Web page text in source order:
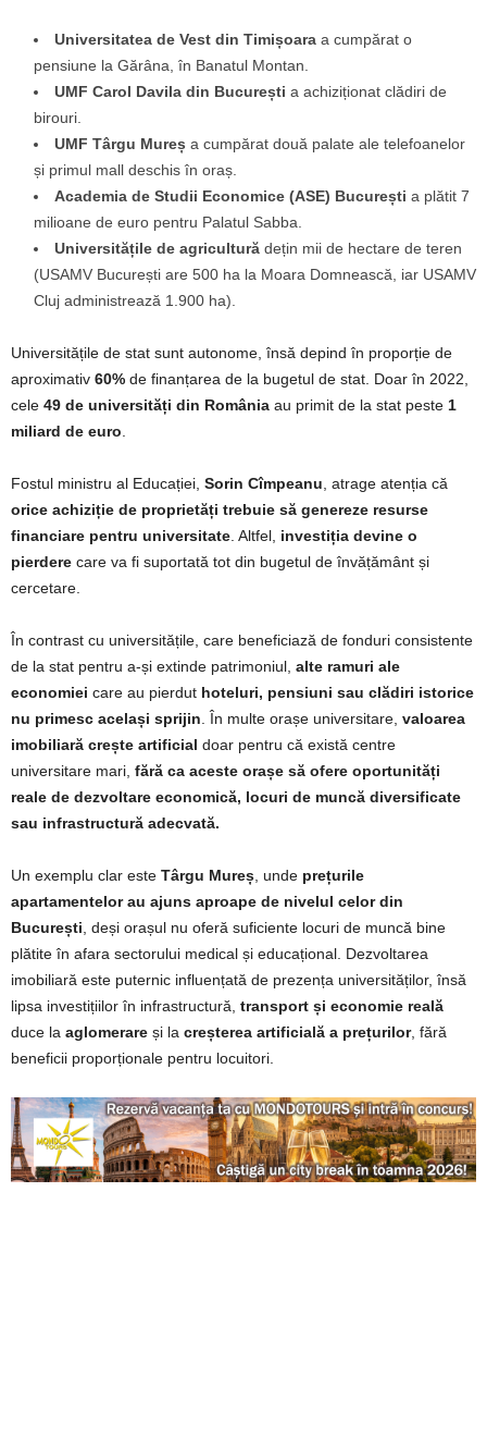
Universitatea de Vest din Timișoara a cumpărat o
pensiune la Gărâna, în Banatul Montan.
UMF Carol Davila din București a achiziționat clădiri de
birouri.
UMF Târgu Mureș a cumpărat două palate ale telefoanelor
și primul mall deschis în oraș.
Academia de Studii Economice (ASE) București a plătit 7
milioane de euro pentru Palatul Sabba.
Universitățile de agricultură dețin mii de hectare de teren
(USAMV București are 500 ha la Moara Domnească, iar USAMV
Cluj administrează 1.900 ha).
Universitățile de stat sunt autonome, însă depind în proporție de
aproximativ 60% de finanțarea de la bugetul de stat. Doar în 2022,
cele 49 de universități din România au primit de la stat peste 1
miliard de euro
Fostul ministru al Educației, Sorin Cîmpeanu , atrage atenția că
orice achiziție de proprietăți trebuie să genereze resurse
financiare pentru universitate . Altfel, investiția devine o
pierdere care va fi suportată tot din bugetul de învățământ și
cercetare.
În contrast cu universitățile, care beneficiază de fonduri consistente
de la stat pentru a-și extinde patrimoniul, alte ramuri ale
economiei care au pierdut hoteluri, pensiuni sau clădiri istorice
nu primesc același sprijin . În multe orașe universitare, valoarea
imobiliară crește artificial doar pentru că există centre
universitare mari, fără ca aceste orașe să ofere oportunități
reale de dezvoltare economică, locuri de muncă diversificate
sau infrastructură adecvată.
Un exemplu clar este Târgu Mureș , unde prețurile
apartamentelor au ajuns aproape de nivelul celor din
București , deși orașul nu oferă suficiente locuri de muncă bine
plătite în afara sectorului medical și educațional. Dezvoltarea
imobiliară este puternic influențată de prezența universităților, însă
lipsa investițiilor în infrastructură, transport și economie reală
duce la aglomerare și la creșterea artificială a prețurilor, fără
beneficii proporționale pentru locuitori.